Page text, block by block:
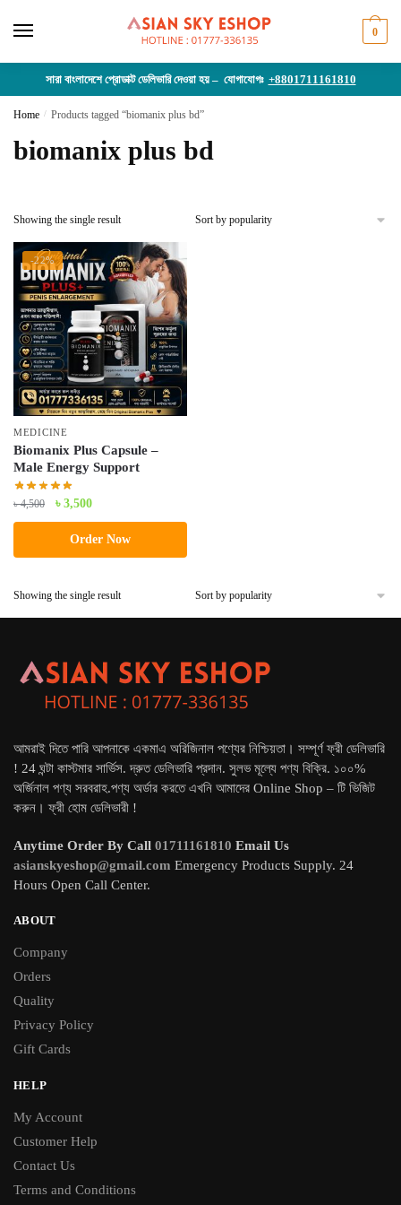
0
সারা বাংলাদেশে প্রোডাক্ট ডেলিভারি দেওয়া হয় – যোগাযোগঃ +8801711161810
Home / Products tagged “biomanix plus bd”
biomanix plus bd
Showing the single result
-22%
MEDICINE
Biomanix Plus Capsule –
Male Energy Support
৳4,500
Original
price
was:
৳ 4,500.
৳ 3,500Current
price
is:
৳ 3,500.
Order Now
Showing the single result
আমরাই দিতে পারি আপনাকে একমাএ অরিজিনাল পণ্যের নিশ্চিয়তা। সম্পূর্ণ ফ্রী ডেলিভারি
! 24 ঘন্টা কাস্টমার সার্ভিস. দ্রুত ডেলিভারি প্রদান. সুলভ মূল্যে পণ্য বিক্রি. ১০০%
অর্জিনাল পণ্য সরবরাহ.পণ্য অর্ডার করতে এখনি আমাদের Online Shop – টি ভিজিট
করুন। ফ্রী হোম ডেলিভারী !
Anytime Order By Call 01711161810 Email Us
asianskyeshop@gmail.com Emergency Products Supply. 24
Hours Open Call Center.
ABOUT
Company
Orders
Quality
Privacy Policy
Gift Cards
HELP
My Account
Customer Help
Contact Us
Terms and Conditions